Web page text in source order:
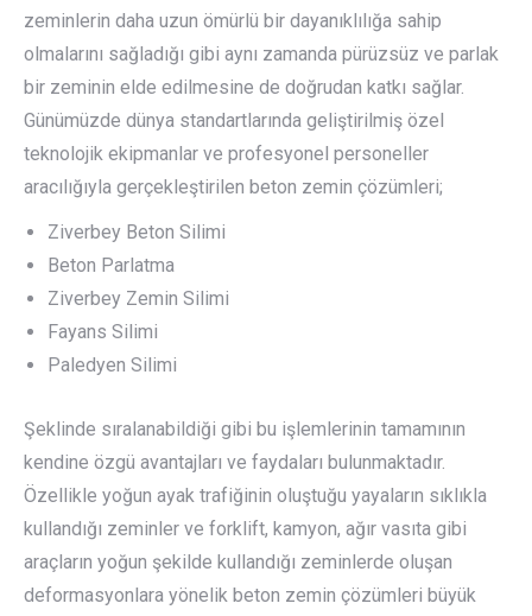
zeminlerin daha uzun ömürlü bir dayanıklılığa sahip
olmalarını sağladığı gibi aynı zamanda pürüzsüz ve parlak
bir zeminin elde edilmesine de doğrudan katkı sağlar.
Günümüzde dünya standartlarında geliştirilmiş özel
teknolojik ekipmanlar ve profesyonel personeller
aracılığıyla gerçekleştirilen beton zemin çözümleri;
Ziverbey Beton Silimi
Beton Parlatma
Ziverbey Zemin Silimi
Fayans Silimi
Paledyen Silimi
Şeklinde sıralanabildiği gibi bu işlemlerinin tamamının
kendine özgü avantajları ve faydaları bulunmaktadır.
Özellikle yoğun ayak trafiğinin oluştuğu yayaların sıklıkla
kullandığı zeminler ve forklift, kamyon, ağır vasıta gibi
araçların yoğun şekilde kullandığı zeminlerde oluşan
deformasyonlara yönelik beton zemin çözümleri büyük